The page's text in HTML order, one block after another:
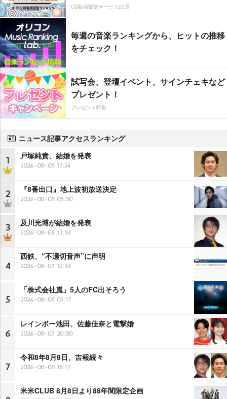
CS動画配信サービス20選
毎週の音楽ランキングから、ヒットの推移
をチェック！
試写会、登壇イベント、サインチェキなど
プレゼント！
プレゼント特集
ニュース記事アクセスランキング
1 戸塚純貴、結婚を発表
2026-08-08 17:54
2 『8番出口』地上波初放送決定
2026-08-08 08:00
3 及川光博が結婚を発表
2026-08-08 11:34
4
西鉄、“不適切音声”に声明
2026-08-07 12:34
5
「株式会社嵐」5人のFC出そろう
2026-08-08 09:17
6
レインボー池田、佐藤佳奈と電撃婚
2026-08-07 20:00
7
令和8年8月8日、吉報続々
2026-08-08 18:17
米米CLUB 8月8日より88年間限定企画